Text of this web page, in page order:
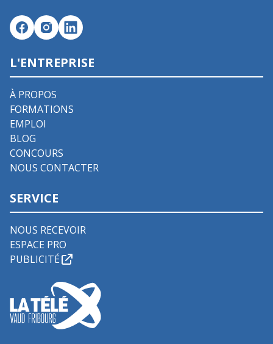
L'ENTREPRISE
À PROPOS
FORMATIONS
EMPLOI
BLOG
CONCOURS
NOUS CONTACTER
SERVICE
NOUS RECEVOIR
ESPACE PRO
PUBLICITÉ